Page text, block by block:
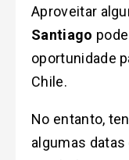
Aproveitar
Santiago
oportunidade
Chile.
No entanto,
algumas